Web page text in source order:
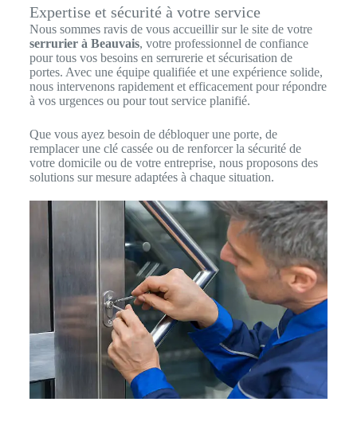
Expertise et sécurité à votre service
Nous sommes ravis de vous accueillir sur le site de votre
serrurier à Beauvais, votre professionnel de confiance
pour tous vos besoins en serrurerie et sécurisation de
portes. Avec une équipe qualifiée et une expérience solide,
nous intervenons rapidement et efficacement pour répondre
à vos urgences ou pour tout service planifié.
Que vous ayez besoin de débloquer une porte, de
remplacer une clé cassée ou de renforcer la sécurité de
votre domicile ou de votre entreprise, nous proposons des
solutions sur mesure adaptées à chaque situation.